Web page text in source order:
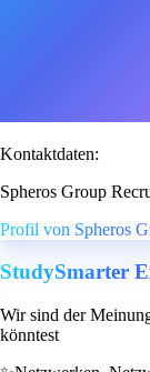
Kontaktdaten:
Spheros Group
Profil von Spheros
StudySmarter
Wir sind der
könntest